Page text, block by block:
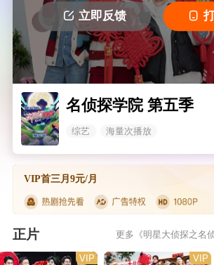
立即反馈
名侦探学院 第五季
综艺 海量次播放
VIP首三月9元/月
正片 更多《明星大侦探之名
VIP VIP